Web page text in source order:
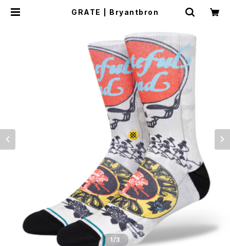
GRATE | Bryantbron
1/3